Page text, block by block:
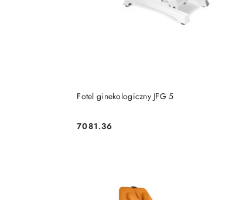
Fotel ginekologiczny JFG 5
Cena:
7081.36
DO KOSZYKA